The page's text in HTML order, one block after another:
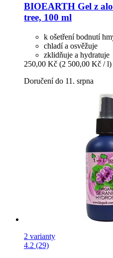
BIOEARTH Gel z
tree, 100 ml
k ošetření bodnutí
chladí a osvěžuje
zklidňuje a hydratuje
250,00 Kč (2 500,00 Kč / l)
Doručení do 11. srpna
2 varianty
4.2 (29)